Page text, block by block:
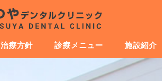
治療方針 診療メニュー 施設紹介